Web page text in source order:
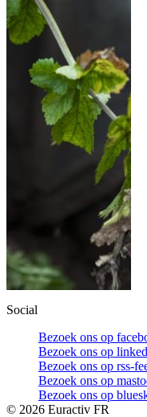
Social
Bezoek ons op
Bezoek ons op
Bezoek ons op rss-
Bezoek ons op
Bezoek ons op
© 2026 Euractiv FR